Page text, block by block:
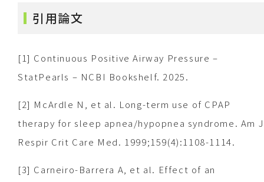
引用論文
[1] Continuous Positive Airway Pressure –
StatPearls – NCBI Bookshelf. 2025.
[2] McArdle N, et al. Long-term use of CPAP
therapy for sleep apnea/hypopnea syndrome. Am J
Respir Crit Care Med. 1999;159(4):1108-1114.
[3] Carneiro-Barrera A, et al. Effect of an